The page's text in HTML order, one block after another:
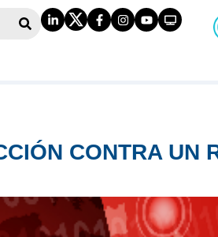
CONTRA UN